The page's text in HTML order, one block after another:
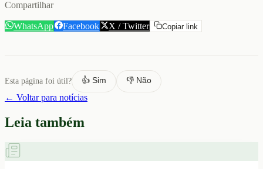
Compartilhar
WhatsApp Facebook X / Twitter Copiar link
Esta página foi útil? 👍 Sim 👎 Não
← Voltar para notícias
Leia também